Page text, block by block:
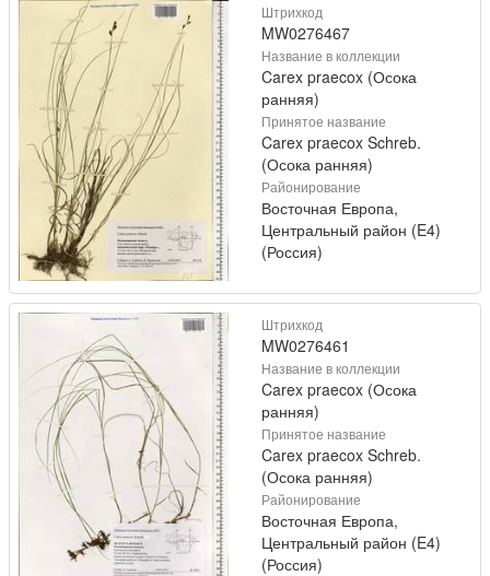
Штрихкод
MW0276467
Название в коллекции
Carex praecox (Осока
ранняя)
Принятое название
Carex praecox Schreb.
(Осока ранняя)
Районирование
Восточная Европа,
Центральный район (E4)
(Россия)
Штрихкод
MW0276461
Название в коллекции
Carex praecox (Осока
ранняя)
Принятое название
Carex praecox Schreb.
(Осока ранняя)
Районирование
Восточная Европа,
Центральный район (E4)
(Россия)